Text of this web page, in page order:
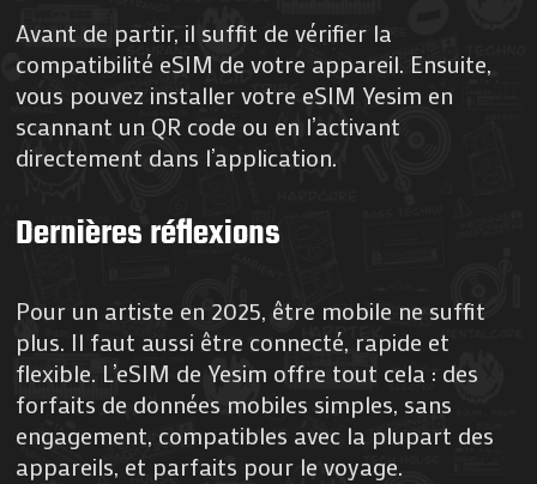
Avant de partir, il suffit de vérifier la
compatibilité eSIM de votre appareil. Ensuite,
vous pouvez installer votre eSIM Yesim en
scannant un QR code ou en l’activant
directement dans l’application.
Dernières réflexions
Pour un artiste en 2025, être mobile ne suffit
plus. Il faut aussi être connecté, rapide et
flexible. L’eSIM de Yesim offre tout cela : des
forfaits de données mobiles simples, sans
engagement, compatibles avec la plupart des
appareils, et parfaits pour le voyage.